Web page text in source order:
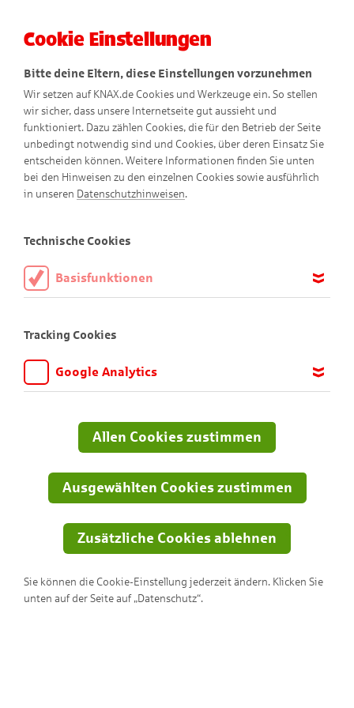
Konfetti-Kanone
Lass Konfetti regnen!
mehr reicht. Mit der Konfetti-Kanone kannst du bunte
Freudenknaller starten… Viel Spaß beim Nachbasteln!
Cookie Einstellungen
Bitte deine Eltern, diese Einstellungen vorzunehmen
Wir setzen auf KNAX.de Cookies und Werkzeuge ein. So stellen
wir sicher, dass unsere Internetseite gut aussieht und
funktioniert. Dazu zählen Cookies, die für den Betrieb der Seite
unbedingt notwendig sind und Cookies, über deren Einsatz Sie
entscheiden können. Weitere Informationen finden Sie unten
bei den Hinweisen zu den einzelnen Cookies sowie ausführlich
in unseren Datenschutzhinweisen.
Technische Cookies
Basisfunktionen
aktiviert sein.
Tracking Cookies
Google Analytics
anpassen und verbessern können. Aus diesem Grund nutzen wir
Google Analytics. Dieses Werkzeug erfasst die Seitenaufrufe zu
Übertragung anonymisiert.
Allen Cookies zustimmen
Ausgewählten Cookies zustimmen
Zusätzliche Cookies ablehnen
Sie können die Cookie-Einstellung jederzeit ändern. Klicken Sie
unten auf der Seite auf „Datenschutz“.